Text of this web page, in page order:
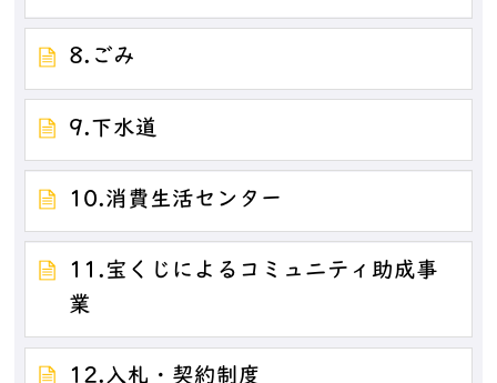
8.ごみ
9.下水道
10.消費生活センター
11.宝くじによるコミュニティ助成事
業
12.入札・契約制度